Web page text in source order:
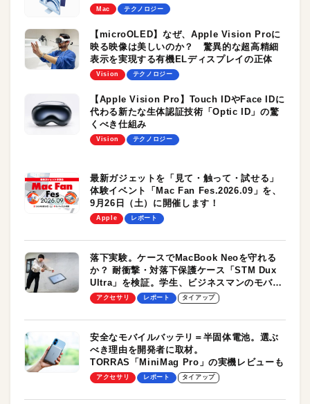
Mac テクノロジー
【microOLED】なぜ、Apple Vision Proに
映る映像は美しいのか？ 驚異的な超高精細
表示を実現する有機ELディスプレイの正体
Vision テクノロジー
【Apple Vision Pro】Touch IDやFace IDに
代わる新たな生体認証技術「Optic ID」の驚
くべき仕組み
Vision テクノロジー
最新ガジェットを「見て・触って・試せる」
体験イベント「Mac Fan Fes.2026.09」を、
9月26日（土）に開催します！
Apple レポート
落下実験。ケースでMacBook Neoを守れる
か？ 耐衝撃・対落下保護ケース「STM Dux
Ultra」を検証。学生、ビジネスマンのモバイ
ルユースに最適！
アクセサリ レポート タイアップ
安全なモバイルバッテリ＝半固体電池。選ぶ
べき理由を開発者に取材。
TORRAS「MiniMag Pro」の実機レビューも
アクセサリ レポート タイアップ